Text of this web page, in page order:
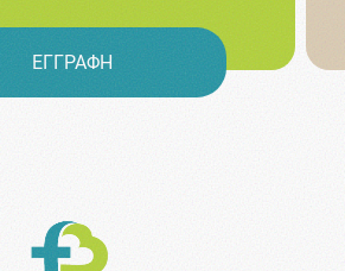
ΕΓΓΡΑΦΗ